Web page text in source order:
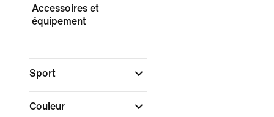
Accessoires et
équipement
Sport
Couleur